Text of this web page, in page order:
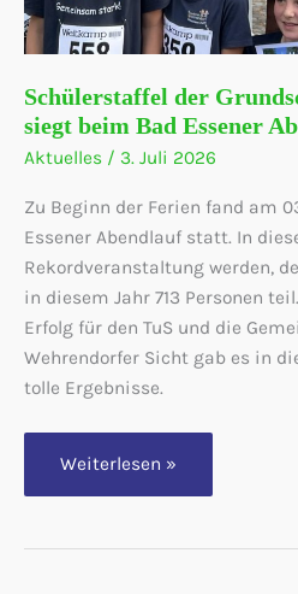
Schülerstaffel der
siegt beim Bad Essener
Aktuelles / 3. Juli 2026
Zu Beginn der Ferien fand am
Essener Abendlauf statt. In
Rekordveranstaltung werden,
in diesem Jahr 713 Personen
Erfolg für den TuS und die
Wehrendorfer Sicht gab es in
tolle Ergebnisse.
Schülerstaffel
Grundschule
beim
Weiterlesen »